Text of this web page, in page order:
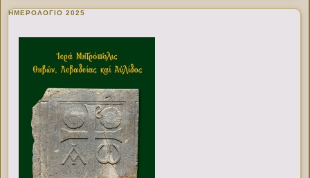
ΗΜΕΡΟΛΟΓΙΟ 2025